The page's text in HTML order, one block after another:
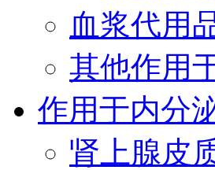
血浆代用
其他作用
作用于内分
肾上腺皮